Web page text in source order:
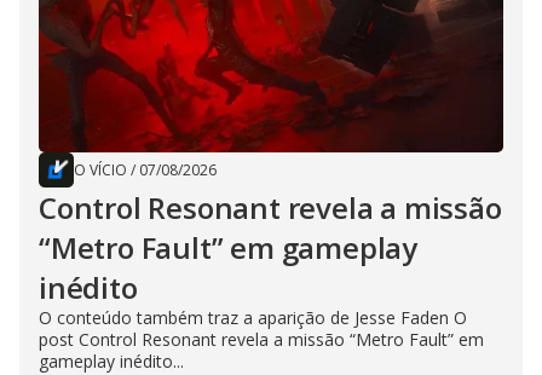
O VÍCIO / 07/08/2026
Control Resonant revela a missão
“Metro Fault” em gameplay
inédito
O conteúdo também traz a aparição de Jesse Faden O
post Control Resonant revela a missão “Metro Fault” em
gameplay inédito...